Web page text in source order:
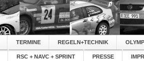
TERMINE REGELN+TECHNIK
RSC + NAVC + SPRINT PRESSE